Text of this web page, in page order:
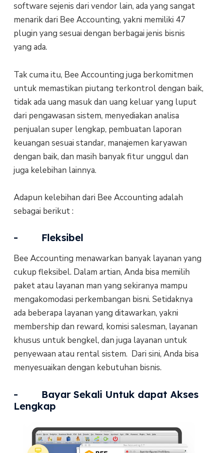
software sejenis dari vendor lain, ada yang sangat
menarik dari Bee Accounting, yakni memiliki 47
plugin yang sesuai dengan berbagai jenis bisnis
yang ada.
Tak cuma itu, Bee Accounting juga berkomitmen
untuk memastikan piutang terkontrol dengan baik,
tidak ada uang masuk dan uang keluar yang luput
dari pengawasan sistem, menyediakan analisa
penjualan super lengkap, pembuatan laporan
keuangan sesuai standar, manajemen karyawan
dengan baik, dan masih banyak fitur unggul dan
juga kelebihan lainnya.
Adapun kelebihan dari Bee Accounting adalah
sebagai berikut :
- Fleksibel
Bee Accounting menawarkan banyak layanan yang
cukup fleksibel. Dalam artian, Anda bisa memilih
paket atau layanan man yang sekiranya mampu
mengakomodasi perkembangan bisni. Setidaknya
ada beberapa layanan yang ditawarkan, yakni
membership dan reward, komisi salesman, layanan
khusus untuk bengkel, dan juga layanan untuk
penyewaan atau rental sistem. Dari sini, Anda bisa
menyesuaikan dengan kebutuhan bisnis.
- Bayar Sekali Untuk dapat Akses
Lengkap